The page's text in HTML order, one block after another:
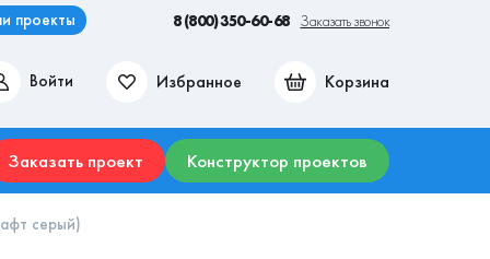
проекты 8 (800) 350-60-68 Заказать звонок
Войти Избранное Корзина
места Гостиные Прихожие Столы
Заказать проект Конструктор проектов
серый)